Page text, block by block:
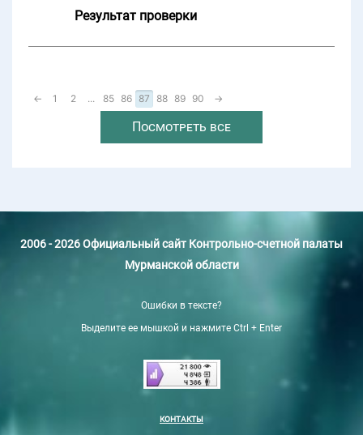
Результат проверки
← 1 2 ... 85 86 87 88 89 90 →
Посмотреть все
2006 - 2026 Официальный сайт Контрольно-счетной палаты
Мурманской области
Ошибки в тексте?
Выделите ее мышкой и нажмите Ctrl + Enter
КОНТАКТЫ